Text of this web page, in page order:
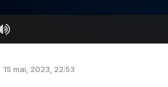
15 mai, 2023, 22:53